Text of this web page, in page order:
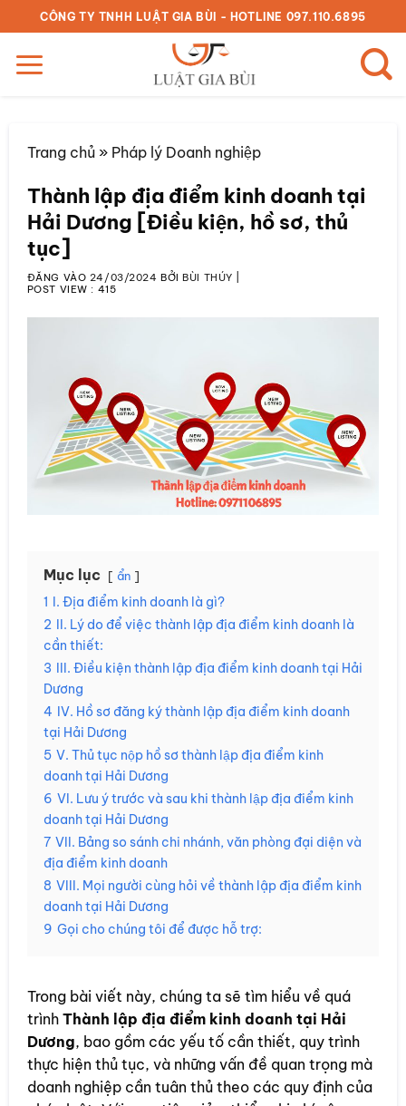
qua
nội
dung
CÔNG TY TNHH LUẬT GIA BÙI - HOTLINE 097.110.6895
Trang chủ» Pháp lý Doanh nghiệp
Thành lập địa điểm kinh doanh tại
Hải Dương [Điều kiện, hồ sơ, thủ
tục]
ĐĂNG VÀO 24/03/2024 BỞIBÙI THÚY
POST VIEW : 415
Mục lục ẩn
1
I. Địa điểm kinh doanh là gì?
2
II. Lý do để việc thành lập địa điểm kinh doanh là
cần thiết:
3
III. Điều kiện thành lập địa điểm kinh doanh tại Hải
Dương
4 IV. Hồ sơ đăng ký thành lập địa điểm kinh doanh
tại Hải Dương
5 V. Thủ tục nộp hồ sơ thành lập địa điểm kinh
doanh tại Hải Dương
6 VI. Lưu ý trước và sau khi thành lập địa điểm kinh
doanh tại Hải Dương
7 VII. Bảng so sánh chi nhánh, văn phòng đại diện và
địa điểm kinh doanh
8 VIII. Mọi người cùng hỏi về thành lập địa điểm kinh
doanh tại Hải Dương
9 Gọi cho chúng tôi để được hỗ trợ:
Trong bài viết này, chúng ta sẽ tìm hiểu về quá
trình Thành lập địa điểm kinh doanh tại Hải
Dương, bao gồm các yếu tố cần thiết, quy trình
thực hiện thủ tục, và những vấn đề quan trọng mà
doanh nghiệp cần tuân thủ theo các quy định của